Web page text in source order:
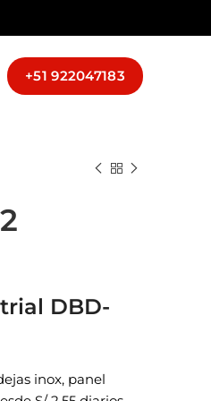
+51 922047183
DBD-
inox, panel